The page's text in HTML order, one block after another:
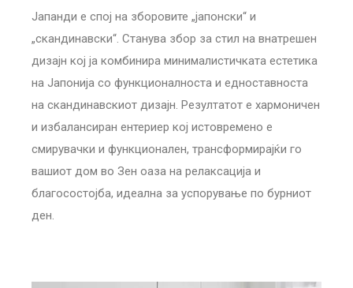
Јапанди е спој на зборовите „јапонски“ и
„скандинавски“. Станува збор за стил на внатрешен
дизајн кој ја комбинира минималистичката естетика
на Јапонија со функционалноста и едноставноста
на скандинавскиот дизајн. Резултатот е хармоничен
и избалансиран ентериер кој истовремено е
смирувачки и функционален, трансформирајќи го
вашиот дом во Зен оаза на релаксација и
благосостојба, идеална за успорување по бурниот
ден.